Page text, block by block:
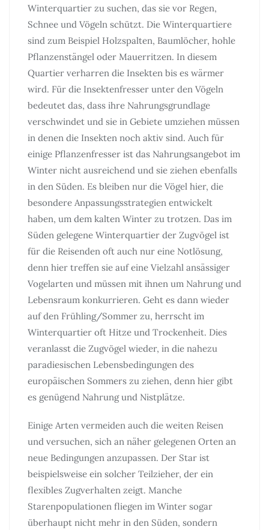
Winterquartier zu suchen, das sie vor Regen,
Schnee und Vögeln schützt. Die Winterquartiere
sind zum Beispiel Holzspalten, Baumlöcher, hohle
Pflanzenstängel oder Mauerritzen. In diesem
Quartier verharren die Insekten bis es wärmer
wird. Für die Insektenfresser unter den Vögeln
bedeutet das, dass ihre Nahrungsgrundlage
verschwindet und sie in Gebiete umziehen müssen
in denen die Insekten noch aktiv sind. Auch für
einige Pflanzenfresser ist das Nahrungsangebot im
Winter nicht ausreichend und sie ziehen ebenfalls
in den Süden. Es bleiben nur die Vögel hier, die
besondere Anpassungsstrategien entwickelt
haben, um dem kalten Winter zu trotzen. Das im
Süden gelegene Winterquartier der Zugvögel ist
für die Reisenden oft auch nur eine Notlösung,
denn hier treffen sie auf eine Vielzahl ansässiger
Vogelarten und müssen mit ihnen um Nahrung und
Lebensraum konkurrieren. Geht es dann wieder
auf den Frühling/Sommer zu, herrscht im
Winterquartier oft Hitze und Trockenheit. Dies
veranlasst die Zugvögel wieder, in die nahezu
paradiesischen Lebensbedingungen des
europäischen Sommers zu ziehen, denn hier gibt
es genügend Nahrung und Nistplätze.
Einige Arten vermeiden auch die weiten Reisen
und versuchen, sich an näher gelegenen Orten an
neue Bedingungen anzupassen. Der Star ist
beispielsweise ein solcher Teilzieher, der ein
flexibles Zugverhalten zeigt. Manche
Starenpopulationen fliegen im Winter sogar
überhaupt nicht mehr in den Süden, sondern